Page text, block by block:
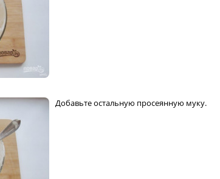
Добавьте остальную просеянную муку.